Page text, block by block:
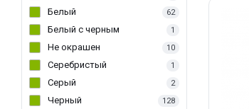
Белый 62
Белый с черным 1
Не окрашен 10
Серебристый 1
Серый 2
Черный 128